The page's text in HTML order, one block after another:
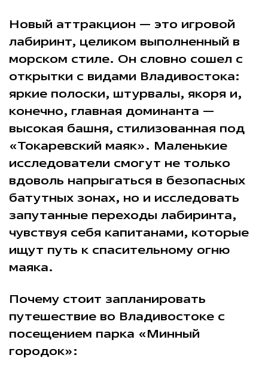
Новый аттракцион — это игровой
лабиринт, целиком выполненный в
морском стиле. Он словно сошел с
открытки с видами Владивостока:
яркие полоски, штурвалы, якоря и,
конечно, главная доминанта —
высокая башня, стилизованная под
«Токаревский маяк». Маленькие
исследователи смогут не только
вдоволь напрыгаться в безопасных
батутных зонах, но и исследовать
запутанные переходы лабиринта,
чувствуя себя капитанами, которые
ищут путь к спасительному огню
маяка.
Почему стоит запланировать
путешествие во Владивостоке с
посещением парка «Минный
городок»: